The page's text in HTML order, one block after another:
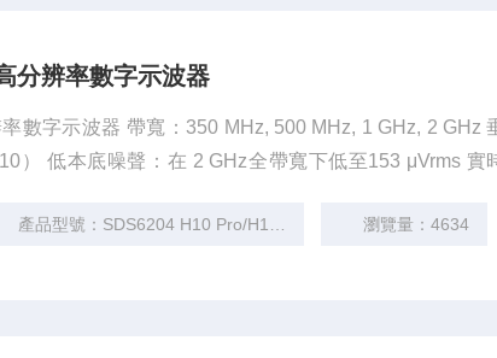
分辨率數字示波器
數字示波器 帶寬：350 MHz, 500 MHz, 1 GHz, 2 GHz
） 低本底噪聲：在 2 GHz全帶寬下低至153 μVrms 實
產品型號：SDS6204 H10 Pro/H12 Pro 瀏覽量：4634